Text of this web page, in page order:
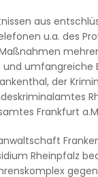
aus
u.a. des
und umfangreiche
der
Frankfurt
Rheinpfalz